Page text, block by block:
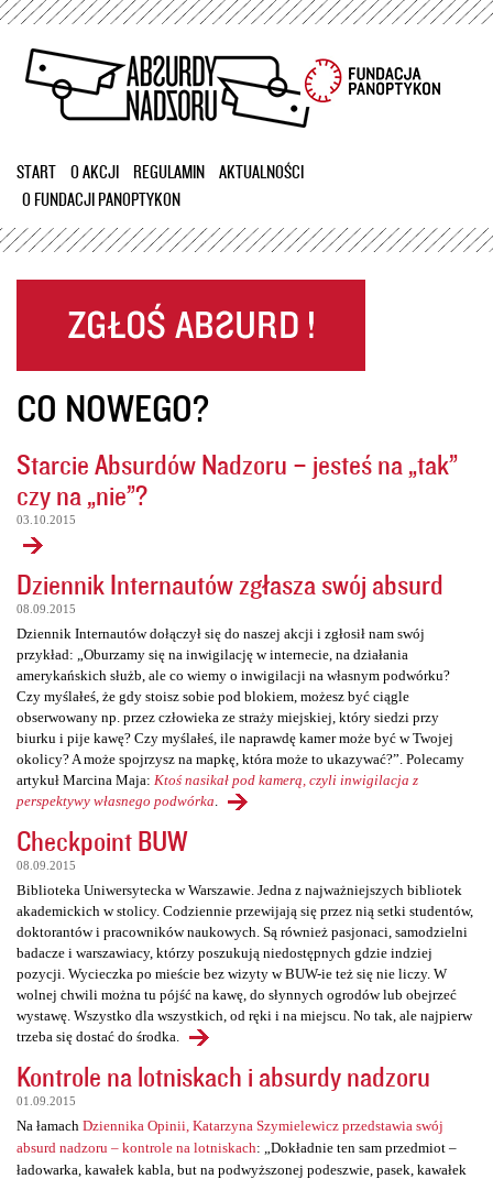
Przejdź
treści
START O AKCJI REGULAMIN
AKTUALNOŚCI
O FUNDACJI PANOPTYKON
CO NOWEGO?
Starcie Absurdów Nadzoru – jesteś na „tak”
czy na „nie”?
03.10.2015
Dziennik Internautów zgłasza swój absurd
08.09.2015
Dziennik Internautów dołączył się do naszej akcji i zgłosił nam swój
przykład: „Oburzamy się na inwigilację w internecie, na działania
amerykańskich służb, ale co wiemy o inwigilacji na własnym podwórku?
Czy myślałeś, że gdy stoisz sobie pod blokiem, możesz być ciągle
obserwowany np. przez człowieka ze straży miejskiej, który siedzi przy
biurku i pije kawę? Czy myślałeś, ile naprawdę kamer może być w Twojej
okolicy? A może spojrzysz na mapkę, która może to ukazywać?”. Polecamy
artykuł Marcina Maja: Ktoś nasikał pod kamerą, czyli inwigilacja z
perspektywy własnego podwórka
Checkpoint BUW
08.09.2015
Biblioteka Uniwersytecka w Warszawie. Jedna z najważniejszych bibliotek
akademickich w stolicy. Codziennie przewijają się przez nią setki studentów,
doktorantów i pracowników naukowych. Są również pasjonaci, samodzielni
badacze i warszawiacy, którzy poszukują niedostępnych gdzie indziej
pozycji. Wycieczka po mieście bez wizyty w BUW-ie też się nie liczy. W
wolnej chwili można tu pójść na kawę, do słynnych ogrodów lub obejrzeć
wystawę. Wszystko dla wszystkich, od ręki i na miejscu. No tak, ale najpierw
trzeba się dostać do środka.
Kontrole na lotniskach i absurdy nadzoru
01.09.2015
Na łamach Dziennika Opinii, Katarzyna Szymielewicz przedstawia swój
absurd nadzoru – kontrole na lotniskach: „Dokładnie ten sam przedmiot –
ładowarka, kawałek kabla, but na podwyższonej podeszwie, pasek, kawałek